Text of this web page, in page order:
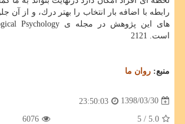
رابطه با اضافه بار انتخاب را بهتر درك، و از آن
است. 2121
منبع: روان ما
1398/03/30
23:50:03
5.0
/ 5
6076